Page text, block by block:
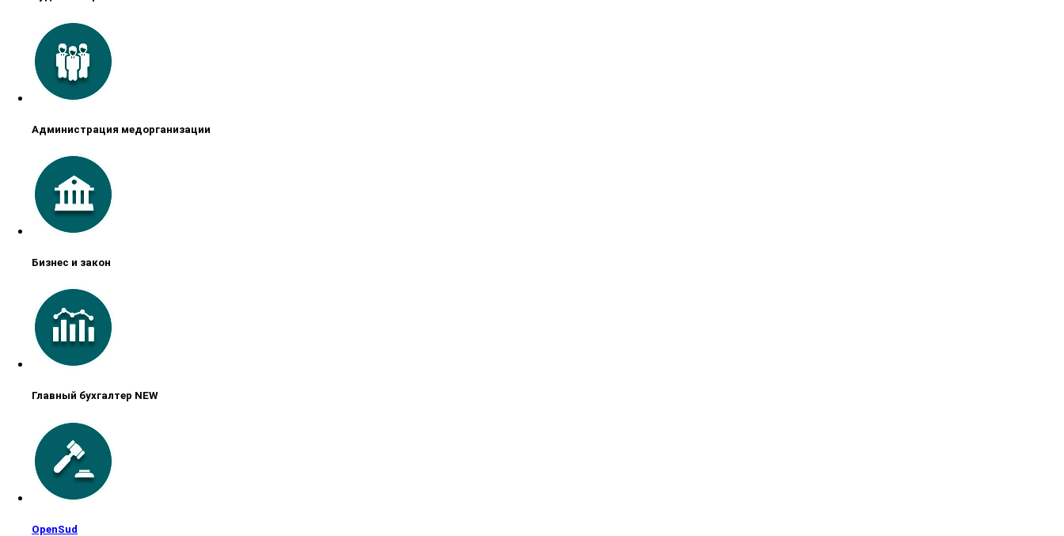
Администрация медорганизации
Бизнес и закон
Главный бухгалтер NEW
OpenSud